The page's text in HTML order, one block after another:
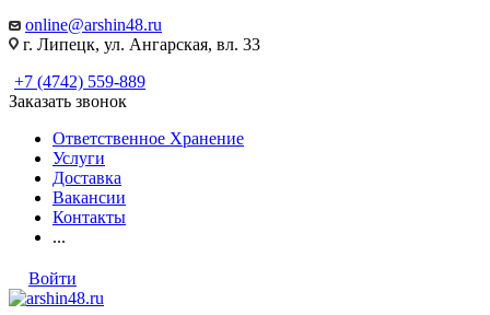
online@arshin48.ru
г. Липецк, ул. Ангарская, вл. 33
+7 (4742) 559-889
Заказать звонок
Ответственное Хранение
Услуги
Доставка
Вакансии
Контакты
...
Войти